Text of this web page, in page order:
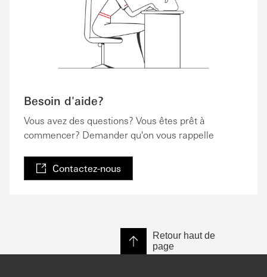
Besoin d'aide?
Vous avez des questions? Vous êtes prêt à
commencer? Demander qu'on vous rappelle
Contactez-nous
Retour haut de
page